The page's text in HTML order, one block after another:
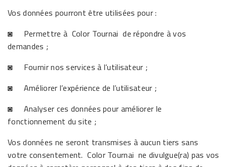
Vos données pourront être utilisées pour :
◙ Permettre à Color Tournai de répondre à vos
demandes ;
◙ Fournir nos services à l’utilisateur ;
◙ Améliorer l’expérience de l’utilisateur ;
◙ Analyser ces données pour améliorer le
fonctionnement du site ;
Vos données ne seront transmises à aucun tiers sans
votre consentement. Color Tournai ne divulgue(ra) pas vos